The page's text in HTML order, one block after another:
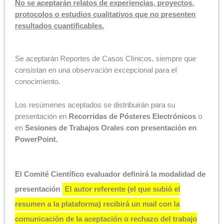
No se aceptarán relatos de experiencias, proyectos,
protocolos o estudios cualitativos que no presenten
resultados cuantificables.
Se aceptarán Reportes de Casos Clínicos, siempre que
consistan en una observación excepcional para el
conocimiento.
Los resúmenes aceptados se distribuirán para su
presentación en Recorridas de Pósteres Electrónicos o
en Sesiones de Trabajos Orales con presentación en
PowerPoint.
El Comité Científico evaluador definirá la modalidad de
presentación
El autor referente (el que subió el
resumen a la plataforma) recibirá un mail con la
comunicación de la aceptación o rechazo del trabajo